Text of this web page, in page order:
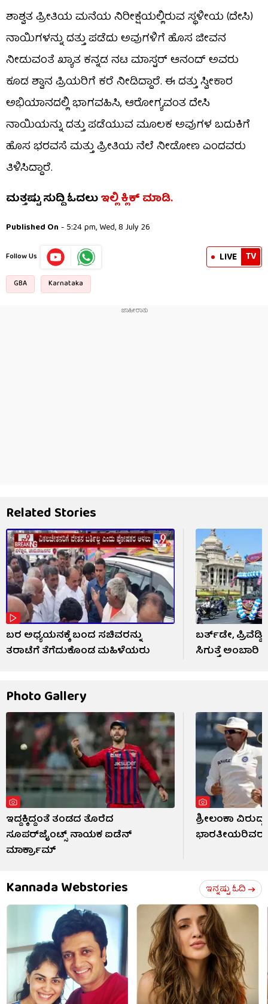
ಶಾಶ್ವತ ಪ್ರೀತಿಯ ಮನೆಯ ನಿರೀಕ್ಷೆಯಲ್ಲಿರುವ ಸ್ಥಳೀಯ (ದೇಸಿ)
ನಾಯಿಗಳನ್ನು ದತ್ತು ಪಡೆದು ಅವುಗಳಿಗೆ ಹೊಸ ಜೀವನ
ನೀಡುವಂತೆ ಖ್ಯಾತ ಕನ್ನಡ ನಟ ಮಾಸ್ಟರ್ ಆನಂದ್ ಅವರು
ಕೂಡ ಶ್ವಾನ ಪ್ರಿಯರಿಗೆ ಕರೆ ನೀಡಿದ್ದಾರೆ. ಈ ದತ್ತು ಸ್ವೀಕಾರ
ಅಭಿಯಾನದಲ್ಲಿ ಭಾಗವಹಿಸಿ, ಆರೋಗ್ಯವಂತ ದೇಸಿ
ನಾಯಿಯನ್ನು ದತ್ತು ಪಡೆಯುವ ಮೂಲಕ ಅವುಗಳ ಬದುಕಿಗೆ
ಹೊಸ ಭರವಸೆ ಮತ್ತು ಪ್ರೀತಿಯ ನೆಲೆ ನೀಡೋಣ ಎಂದವರು
ತಿಳಿಸಿದ್ದಾರೆ.
ಮತ್ತಷ್ಟು ಸುದ್ದಿ ಓದಲುಇಲ್ಲಿ ಕ್ಲಿಕ್​​ ಮಾಡಿ.
Published On - 5:24 pm, Wed, 8 July 26
Follow Us LIVE TV
GBA Karnataka
Related Stories
ಬರ ಅಧ್ಯಯನಕ್ಕೆ ಬಂದ ಸಚಿವರನ್ನು
ತರಾಟೆಗೆ ತೆಗೆದುಕೊಂಡ ಮಹಿಳೆಯರು
ಬರ್ತ್‌ಡೇ,
ಸಿಗುತ್ತೆ ಅಂಬಾರಿ
Photo Gallery
ಇದ್ದಕ್ಕಿದ್ದಂತೆ ತಂಡದ ತೊರೆದ
ಸೂಪರ್‌ಜೈಂಟ್ಸ್ ನಾಯಕ ಐಡೆನ್
ಮಾರ್ಕ್ರಾಮ್
ಶ್ರೀಲಂಕಾ
ಭಾರತೀಯರಿವರು
Kannada Webstories ಇನ್ನಷ್ಟು ಓದಿ